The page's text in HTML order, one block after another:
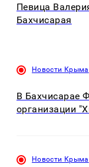
Певица
Бахчисарая
Новости Крыма
В Бахчисарае
организации
Новости Крыма